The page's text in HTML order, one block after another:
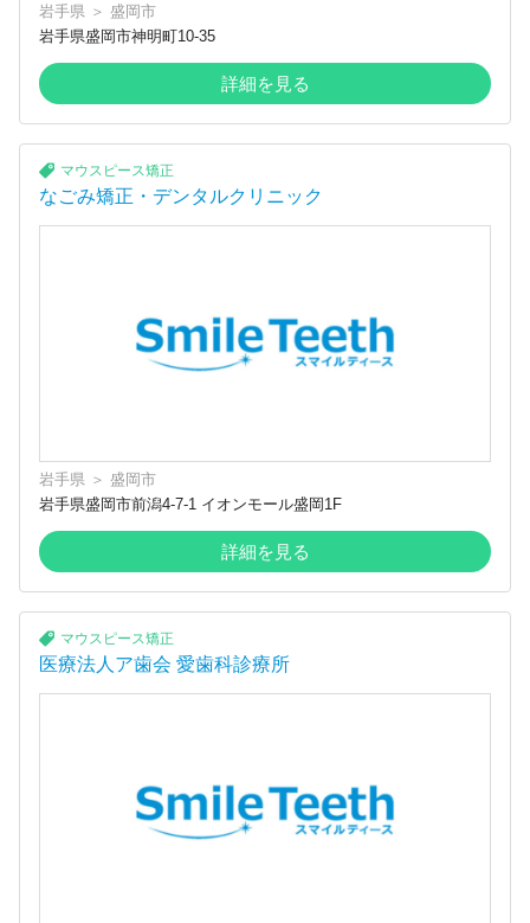
岩手県 ＞ 盛岡市
岩手県盛岡市神明町10-35
詳細を見る
マウスピース矯正
なごみ矯正・デンタルクリニック
岩手県 ＞ 盛岡市
岩手県盛岡市前潟4-7-1 イオンモール盛岡1F
詳細を見る
マウスピース矯正
医療法人ア歯会 愛歯科診療所